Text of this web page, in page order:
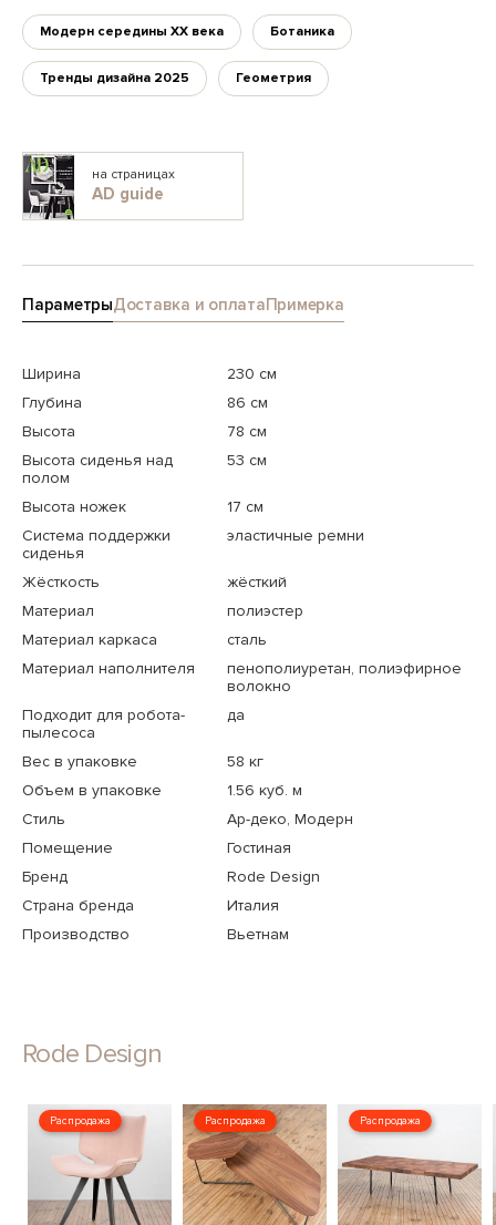
Модерн середины XX века Ботаника
Тренды дизайна 2025 Геометрия
на страницах
AD guide
ПараметрыДоставка и оплатаПримерка
Ширина
230 см
Глубина
86 см
Высота
78 см
Высота сиденья над
полом
53 см
Высота ножек
17 см
Система поддержки
сиденья
эластичные ремни
Жёсткость
жёсткий
Материал
полиэстер
Материал каркаса
сталь
Материал наполнителя
пенополиуретан, полиэфирное
волокно
Подходит для робота-
пылесоса
да
Вес в упаковке
58 кг
Объем в упаковке
1.56 куб. м
Стиль
Ар-деко, Модерн
Помещение
Гостиная
Бренд
Rode Design
Страна бренда
Италия
Производство
Вьетнам
Rode Design
Распродажа Распродажа Распродажа